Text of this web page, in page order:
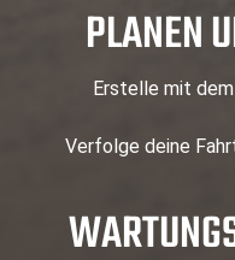
PLANEN
Erstelle mit
Verfolge deine